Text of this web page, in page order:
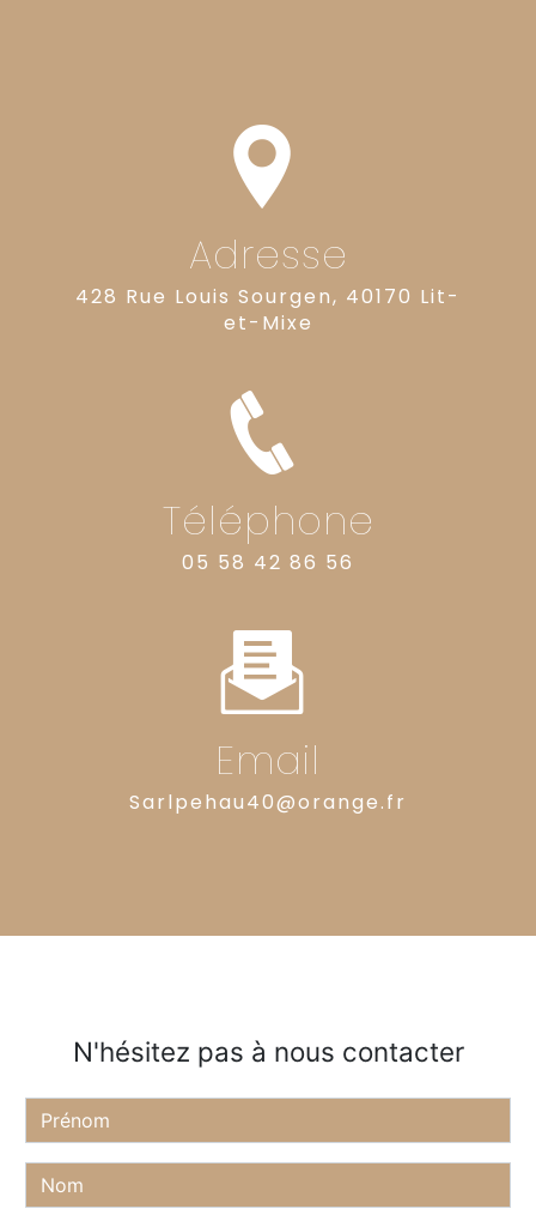
Adresse
428 Rue Louis Sourgen, 40170 Lit-
et-Mixe
Téléphone
05 58 42 86 56
Email
sarlpehau40@orange.fr
N'hésitez pas à nous contacter